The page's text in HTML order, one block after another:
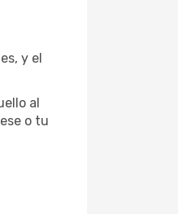
y el
al
o tu